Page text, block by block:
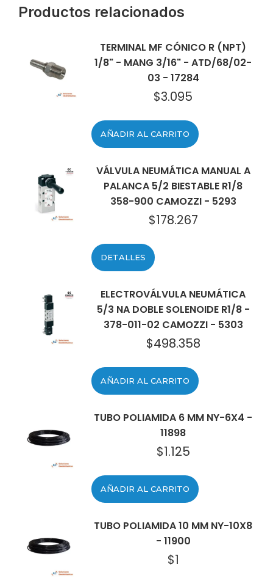
Productos relacionados
TERMINAL MF CÓNICO R (NPT)
1/8" - MANG 3/16" - ATD/68/02-
03 - 17284
$3.095
AÑADIR AL CARRITO
VÁLVULA NEUMÁTICA MANUAL A
PALANCA 5/2 BIESTABLE R1/8
358-900 CAMOZZI - 5293
$178.267
DETALLES
ELECTROVÁLVULA NEUMÁTICA
5/3 NA DOBLE SOLENOIDE R1/8 -
378-011-02 CAMOZZI - 5303
$498.358
AÑADIR AL CARRITO
TUBO POLIAMIDA 6 MM NY-6X4 -
11898
$1.125
AÑADIR AL CARRITO
TUBO POLIAMIDA 10 MM NY-10X8
- 11900
$1